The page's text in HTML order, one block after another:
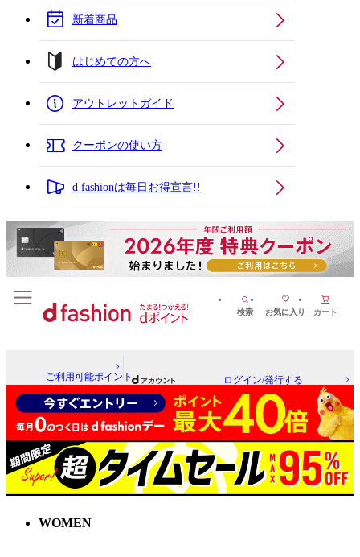
新着商品
はじめての方へ
アウトレットガイド
クーポンの使い方
d fashionは毎日お得宣言!!
検索 お気に入り カート
ご利用可能ポイント ログイン/発行する
WOMEN